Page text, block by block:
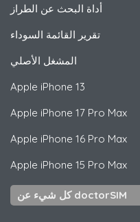
أداة البحث عن الطراز
تقرير القائمة السوداء
المشغل الأصلي
Apple iPhone 13
Apple iPhone 17 Pro Max
Apple iPhone 16 Pro Max
Apple iPhone 15 Pro Max
كل شيء عن doctorSIM